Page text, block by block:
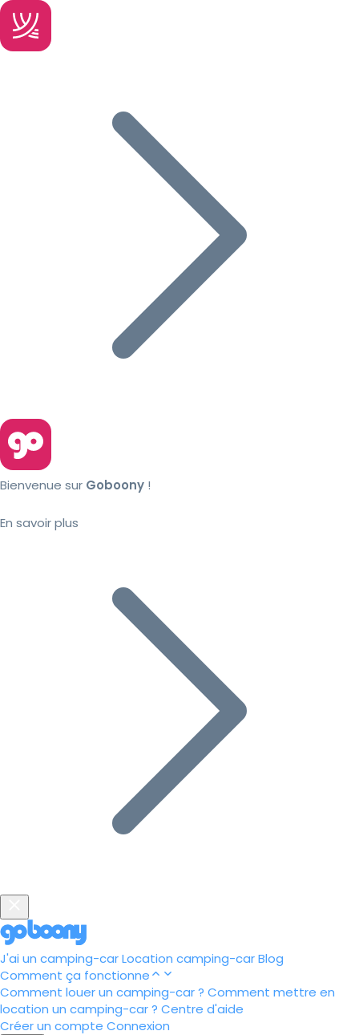
Bienvenue sur Goboony !
En savoir plus
J'ai un camping-carLocation camping-carBlog
Comment ça fonctionne
Comment louer un camping-car ? Comment mettre en
location un camping-car ? Centre d'aide
Créer un compte Connexion